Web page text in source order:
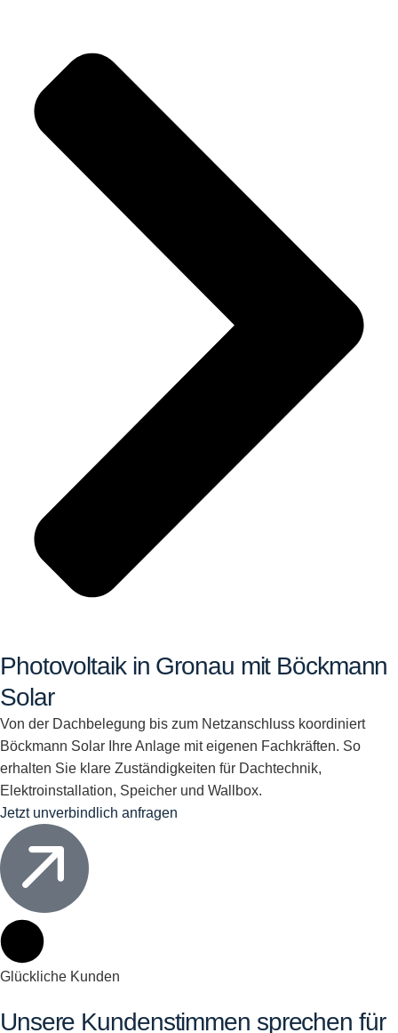
Photovoltaik in Gronau mit Böckmann
Solar
Von der Dachbelegung bis zum Netzanschluss koordiniert
Böckmann Solar Ihre Anlage mit eigenen Fachkräften. So
erhalten Sie klare Zuständigkeiten für Dachtechnik,
Elektroinstallation, Speicher und Wallbox.
Jetzt unverbindlich anfragen
Glückliche Kunden
Unsere Kundenstimmen sprechen für